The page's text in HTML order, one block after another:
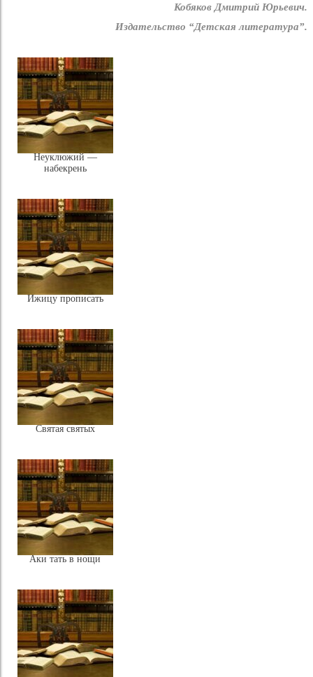
Кобяков Дмитрий Юрьевич.
Издательство “Детская литература”.
Неуклюжий —
набекрень
Ижицу прописать
Святая святых
Аки тать в нощи